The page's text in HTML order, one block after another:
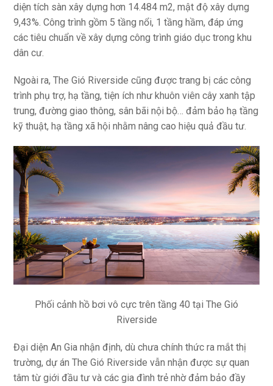
diện tích sàn xây dựng hơn 14.484 m2, mật độ xây dựng
9,43%. Công trình gồm 5 tầng nổi, 1 tầng hầm, đáp ứng
các tiêu chuẩn về xây dựng công trình giáo dục trong khu
dân cư.
Ngoài ra, The Gió Riverside cũng được trang bị các công
trình phụ trợ, hạ tầng, tiện ích như khuôn viên cây xanh tập
trung, đường giao thông, sân bãi nội bộ… đảm bảo hạ tầng
kỹ thuật, hạ tầng xã hội nhằm nâng cao hiệu quả đầu tư.
Phối cảnh hồ bơi vô cực trên tầng 40 tại The Gió
Riverside
Đại diện An Gia nhận định, dù chưa chính thức ra mắt thị
trường, dự án The Gió Riverside vẫn nhận được sự quan
tâm từ giới đầu tư và các gia đình trẻ nhờ đảm bảo đầy